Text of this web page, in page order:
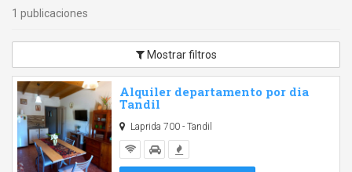
1 publicaciones
Mostrar filtros
Alquiler departamento por dia
Tandil
Laprida 700 - Tandil